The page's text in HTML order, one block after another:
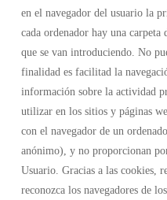
en el navegador del usuario la
cada ordenador hay una carpeta
que se van introduciendo. No
finalidad es facilitad la
información sobre la actividad
utilizar en los sitios y páginas
con el navegador de un
anónimo), y no proporcionan
Usuario. Gracias a las cookies,
reconozca los navegadores de